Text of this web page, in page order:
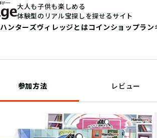
大人も子供も楽しめる
体験型のリアル宝探しを探せるサイト
ハンターズヴィレッジとはコインショップラン
参加方法 レビュー